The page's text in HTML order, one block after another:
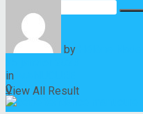
No Result
View All Result
by
in
0